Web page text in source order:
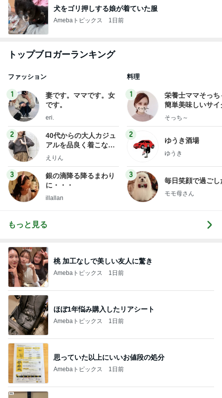
犬をゴリ押しする娘が着ていた服
Amebaトピックス 1日前
トップブロガーランキング
ファッション
1
妻です。ママです。女
です。
eri.
2
40代からの大人カジュ
アルを品良く着こなす
ファッションブログ
えりん
3
銀の滴降る降るまわり
に・・・
illallan
料理
1
栄養士ママそっち
簡単美味しいサイ
献立
そっち～
2
ゆうき酒場
ゆうき
3
毎日笑顔で過ごし
モモ母さん
もっと見る
桃 加工なしで美しい友人に驚き
Amebaトピックス 1日前
ほぼ1年悩み購入したリアシート
Amebaトピックス 1日前
思っていた以上にいいお値段の処分
Amebaトピックス 1日前